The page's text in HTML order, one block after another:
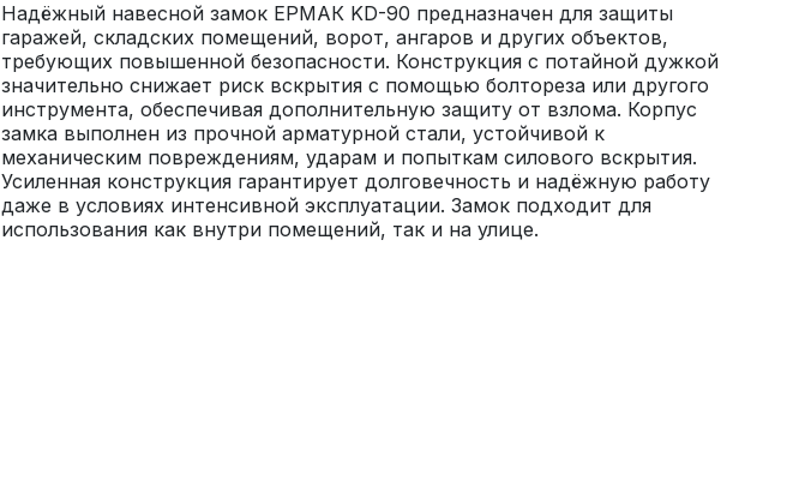
Надёжный навесной замок ЕРМАК KD-90 предназначен для защиты
гаражей, складских помещений, ворот, ангаров и других объектов,
требующих повышенной безопасности. Конструкция с потайной дужкой
значительно снижает риск вскрытия с помощью болтореза или другого
инструмента, обеспечивая дополнительную защиту от взлома. Корпус
замка выполнен из прочной арматурной стали, устойчивой к
механическим повреждениям, ударам и попыткам силового вскрытия.
Усиленная конструкция гарантирует долговечность и надёжную работу
даже в условиях интенсивной эксплуатации. Замок подходит для
использования как внутри помещений, так и на улице.